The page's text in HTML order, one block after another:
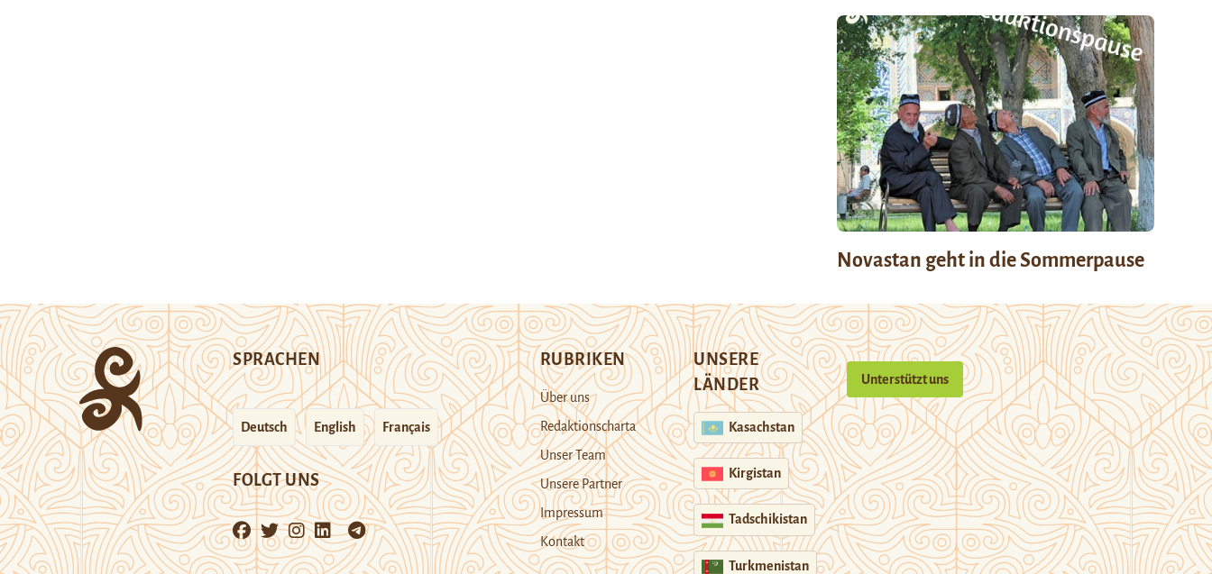
Novastan geht in die Sommerpause
SPRACHEN
Deutsch English Français
FOLGT UNS
RUBRIKEN
Über uns
Redaktionscharta
Unser Team
Unsere Partner
Impressum
Kontakt
UNSERE
LÄNDER
Kasachstan
Kirgistan
Tadschikistan
Turkmenistan
Unterstützt uns